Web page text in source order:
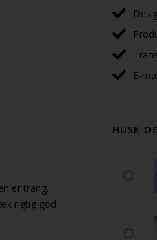
E-
er trang.
rigtig god
HUSK